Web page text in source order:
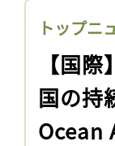
トップニ
【国
国の持
Ocean